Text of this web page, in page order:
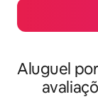
Aluguel